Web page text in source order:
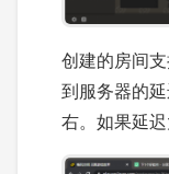
创建的房间
到服务器的
右。如果延